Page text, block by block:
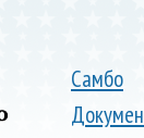
Самбо